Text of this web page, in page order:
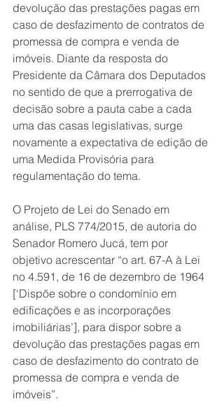
devolução das prestações pagas em
caso de desfazimento de contratos de
promessa de compra e venda de
imóveis. Diante da resposta do
Presidente da Câmara dos Deputados
no sentido de que a prerrogativa de
decisão sobre a pauta cabe a cada
uma das casas legislativas, surge
novamente a expectativa de edição de
uma Medida Provisória para
regulamentação do tema.
O Projeto de Lei do Senado em
análise, PLS 774/2015, de autoria do
Senador Romero Jucá, tem por
objetivo acrescentar “o art. 67-A à Lei
no 4.591, de 16 de dezembro de 1964
[‘Dispõe sobre o condomínio em
edificações e as incorporações
imobiliárias’], para dispor sobre a
devolução das prestações pagas em
caso de desfazimento do contrato de
promessa de compra e venda de
imóveis”.